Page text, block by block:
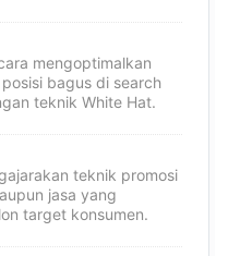
mengoptimalkan
bagus di search
teknik White Hat.
teknik promosi
jasa yang
target konsumen.